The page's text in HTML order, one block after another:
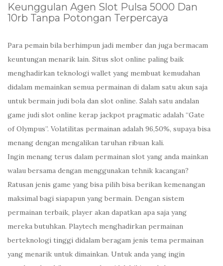
Keunggulan Agen Slot Pulsa 5000 Dan
10rb Tanpa Potongan Terpercaya
Para pemain bila berhimpun jadi member dan juga bermacam
keuntungan menarik lain. Situs slot online paling baik
menghadirkan teknologi wallet yang membuat kemudahan
didalam memainkan semua permainan di dalam satu akun saja
untuk bermain judi bola dan slot online. Salah satu andalan
game judi slot online kerap jackpot pragmatic adalah “Gate
of Olympus”. Volatilitas permainan adalah 96,50%, supaya bisa
menang dengan mengalikan taruhan ribuan kali.
Ingin menang terus dalam permainan slot yang anda mainkan
walau bersama dengan menggunakan tehnik kacangan?
Ratusan jenis game yang bisa pilih bisa berikan kemenangan
maksimal bagi siapapun yang bermain. Dengan sistem
permainan terbaik, player akan dapatkan apa saja yang
mereka butuhkan. Playtech menghadirkan permainan
berteknologi tinggi didalam beragam jenis tema permainan
yang menarik untuk dimainkan. Untuk anda yang ingin